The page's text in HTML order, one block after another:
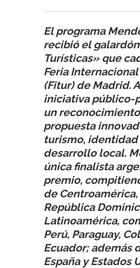
El programa
recibió el
Turísticas» que
Feria
(Fitur) de Madrid.
iniciativa público-
un
propuesta
turismo,
desarrollo local.
única finalista
premio,
de Centroamérica,
República
Latinoamérica,
Perú, Paraguay,
Ecuador; además
España y Estados